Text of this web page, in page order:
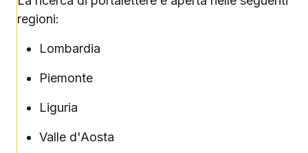
regioni:
Lombardia
Piemonte
Liguria
Valle d'Aosta